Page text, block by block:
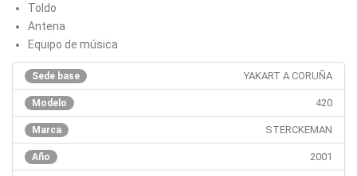
Toldo
Antena
Equipo de música
Sede base YAKART A CORUÑA
Modelo 420
Marca STERCKEMAN
Año 2001